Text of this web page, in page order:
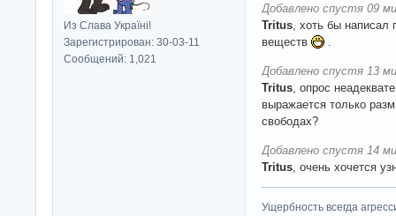
Из Слава Україні!
Зарегистрирован: 30-03-11
Сообщений: 1,021
Добавлено спустя 09
Tritus , хоть бы написал
веществ
Добавлено спустя 13
Tritus , опрос
выражается только
свободах?
Добавлено спустя 14
Tritus , очень хочется
Ущербность всегда